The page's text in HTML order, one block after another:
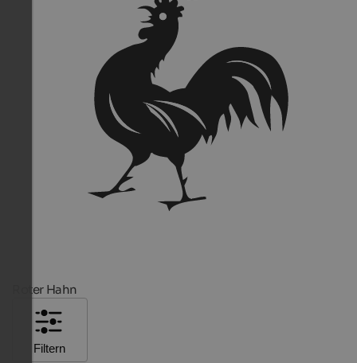
Roter Hahn
Filtern